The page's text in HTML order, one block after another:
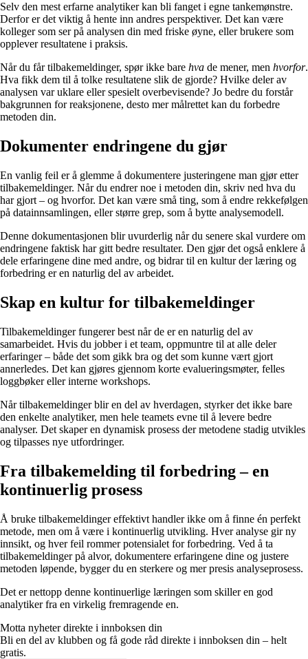
Selv den mest erfarne analytiker kan bli fanget i egne tankemønstre.
Derfor er det viktig å hente inn andres perspektiver. Det kan være
kolleger som ser på analysen din med friske øyne, eller brukere som
opplever resultatene i praksis.
Når du får tilbakemeldinger, spør ikke bare hva de mener, men hvorfor.
Hva fikk dem til å tolke resultatene slik de gjorde? Hvilke deler av
analysen var uklare eller spesielt overbevisende? Jo bedre du forstår
bakgrunnen for reaksjonene, desto mer målrettet kan du forbedre
metoden din.
Dokumenter endringene du gjør
En vanlig feil er å glemme å dokumentere justeringene man gjør etter
tilbakemeldinger. Når du endrer noe i metoden din, skriv ned hva du
har gjort – og hvorfor. Det kan være små ting, som å endre rekkefølgen
på datainnsamlingen, eller større grep, som å bytte analysemodell.
Denne dokumentasjonen blir uvurderlig når du senere skal vurdere om
endringene faktisk har gitt bedre resultater. Den gjør det også enklere å
dele erfaringene dine med andre, og bidrar til en kultur der læring og
forbedring er en naturlig del av arbeidet.
Skap en kultur for tilbakemeldinger
Tilbakemeldinger fungerer best når de er en naturlig del av
samarbeidet. Hvis du jobber i et team, oppmuntre til at alle deler
erfaringer – både det som gikk bra og det som kunne vært gjort
annerledes. Det kan gjøres gjennom korte evalueringsmøter, felles
loggbøker eller interne workshops.
Når tilbakemeldinger blir en del av hverdagen, styrker det ikke bare
den enkelte analytiker, men hele teamets evne til å levere bedre
analyser. Det skaper en dynamisk prosess der metodene stadig utvikles
og tilpasses nye utfordringer.
Fra tilbakemelding til forbedring – en
kontinuerlig prosess
Å bruke tilbakemeldinger effektivt handler ikke om å finne én perfekt
metode, men om å være i kontinuerlig utvikling. Hver analyse gir ny
innsikt, og hver feil rommer potensialet for forbedring. Ved å ta
tilbakemeldinger på alvor, dokumentere erfaringene dine og justere
metoden løpende, bygger du en sterkere og mer presis analyseprosess.
Det er nettopp denne kontinuerlige læringen som skiller en god
analytiker fra en virkelig fremragende en.
Motta nyheter direkte i innboksen din
Bli en del av klubben og få gode råd direkte i innboksen din – helt
gratis.